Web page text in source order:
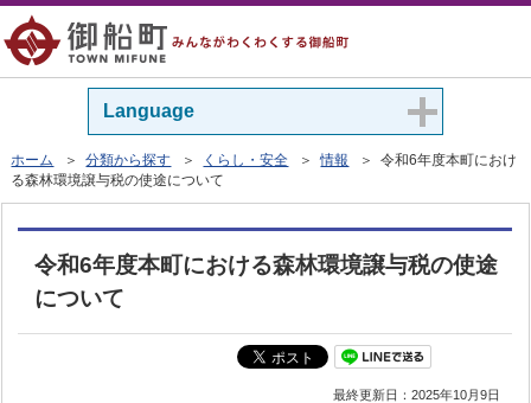
Language
ホーム ＞分類から探す ＞ くらし・安全 ＞情報
＞ 令和6年度本町におけ
る森林環境譲与税の使途について
令和6年度本町における森林環境譲与税の使途
について
最終更新日：2025年10月9日